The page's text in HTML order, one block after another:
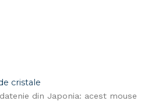
cristale
din Japonia: acest mouse